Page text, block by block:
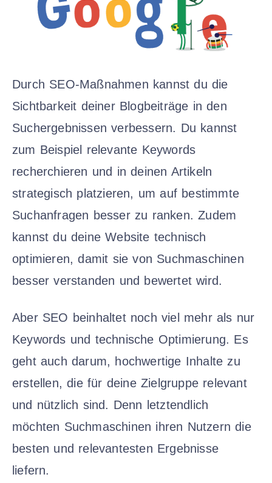
Durch SEO-Maßnahmen kannst du die
Sichtbarkeit deiner Blogbeiträge in den
Suchergebnissen verbessern. Du kannst
zum Beispiel relevante Keywords
recherchieren und in deinen Artikeln
strategisch platzieren, um auf bestimmte
Suchanfragen besser zu ranken. Zudem
kannst du deine Website technisch
optimieren, damit sie von Suchmaschinen
besser verstanden und bewertet wird.
Aber SEO beinhaltet noch viel mehr als nur
Keywords und technische Optimierung. Es
geht auch darum, hochwertige Inhalte zu
erstellen, die für deine Zielgruppe relevant
und nützlich sind. Denn letztendlich
möchten Suchmaschinen ihren Nutzern die
besten und relevantesten Ergebnisse
liefern.